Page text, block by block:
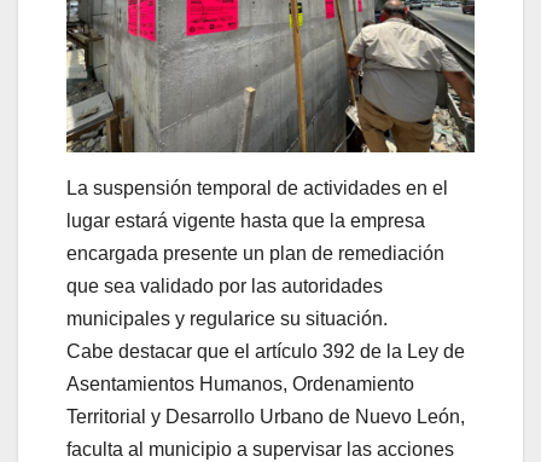
La suspensión temporal de actividades en el
lugar estará vigente hasta que la empresa
encargada presente un plan de remediación
que sea validado por las autoridades
municipales y regularice su situación.
Cabe destacar que el artículo 392 de la Ley de
Asentamientos Humanos, Ordenamiento
Territorial y Desarrollo Urbano de Nuevo León,
faculta al municipio a supervisar las acciones